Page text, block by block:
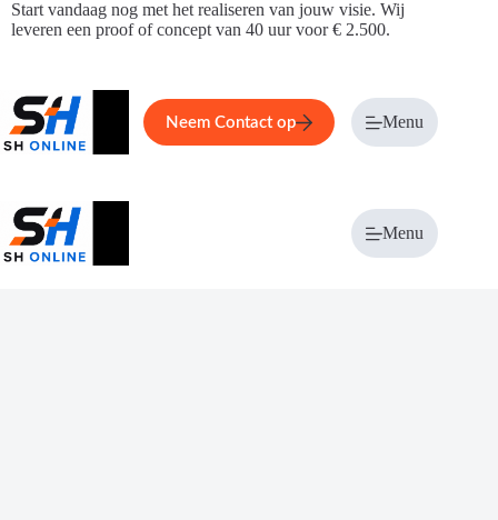
Ga
naar
Start vandaag nog met het realiseren van jouw visie. Wij
leveren een proof of concept van 40 uur voor € 2.500.
Home Service Over ons
Neem Contact op Menu
Menu